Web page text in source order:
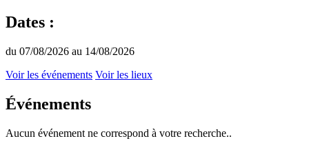
Dates :
du 07/08/2026 au 14/08/2026
Voir les événements Voir les lieux
Événements
Aucun événement ne correspond à votre recherche..